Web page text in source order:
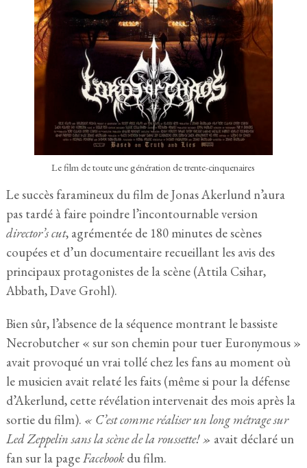
Le film de toute une génération de trente-cinquenaires
Le succès faramineux du film de Jonas Akerlund n’aura
pas tardé à faire poindre l’incontournable version
director’s cut, agrémentée de 180 minutes de scènes
coupées et d’un documentaire recueillant les avis des
principaux protagonistes de la scène (Attila Csihar,
Abbath, Dave Grohl).
Bien sûr, l’absence de la séquence montrant le bassiste
Necrobutcher « sur son chemin pour tuer Euronymous »
avait provoqué un vrai tollé chez les fans au moment où
le musicien avait relaté les faits (même si pour la défense
d’Akerlund, cette révélation intervenait des mois après la
sortie du film). « C’est commeréaliserun long métragesur
Led Zeppelin sans la scène de la roussette! » avait déclaré un
fan sur la pageFacebook du film.